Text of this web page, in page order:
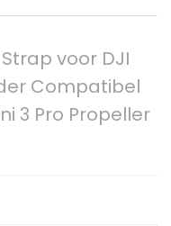
voor DJI
Compatibel
3 Pro Propeller